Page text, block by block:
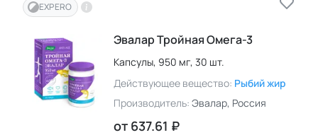
EXPERO
Эвалар Тройная Омега-3
Капсулы, 950 мг, 30 шт.
Действующее вещество: Рыбий жир
Производитель: Эвалар, Россия
от 637.61 ₽